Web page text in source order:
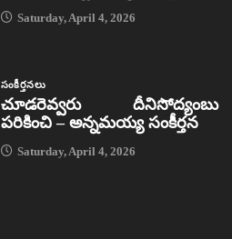
Saturday, April 4, 2026
సంకీర్తనలు
చూడరెవ్వరు దీనిసోద్యంబు
పరికించి – అన్నమయ్య సంకీర్తన
Saturday, April 4, 2026